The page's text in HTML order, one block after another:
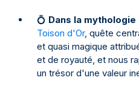
💍 Dans la
Toison d'Or, quête
et quasi magique
et de royauté, et nous
un trésor d'une valeur